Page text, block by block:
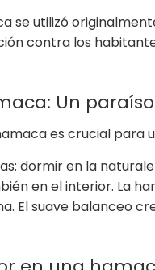
se utilizó
contra los
Un
es crucial para
dormir en la
en el interior. La
El suave balanceo